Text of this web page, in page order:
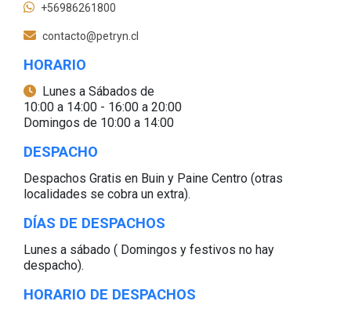
+56986261800
contacto@petryn.cl
HORARIO
Lunes a Sábados de
10:00 a 14:00 - 16:00 a 20:00
Domingos de 10:00 a 14:00
DESPACHO
Despachos Gratis en Buin y Paine Centro (otras
localidades se cobra un extra).
DÍAS DE DESPACHOS
Lunes a sábado ( Domingos y festivos no hay
despacho).
HORARIO DE DESPACHOS